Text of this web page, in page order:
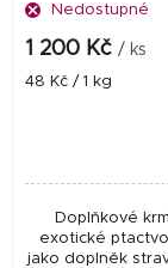
Nedostupné
1 200 Kč / ks
Měrná
48 Kč / 1 kg
Doplňkové
exotické
jako doplněk